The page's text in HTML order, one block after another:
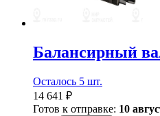
Балансирный
Осталось 5 шт.
14 641 ₽
Готов к отправке: 10